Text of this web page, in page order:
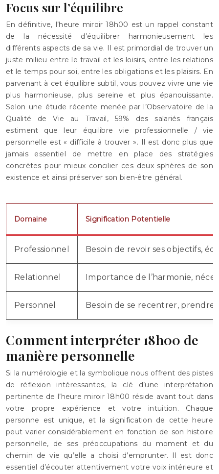
Focus sur l’équilibre
En définitive, l’heure miroir 18h00 est un rappel constant
de la nécessité d’équilibrer harmonieusement les
différents aspects de sa vie. Il est primordial de trouver un
juste milieu entre le travail et les loisirs, entre les relations
et le temps pour soi, entre les obligations et les plaisirs. En
parvenant à cet équilibre subtil, vous pouvez vivre une vie
plus harmonieuse, plus sereine et plus épanouissante.
Selon une étude récente menée par l’Observatoire de la
Qualité de Vie au Travail, 59% des salariés français
estiment que leur équilibre vie professionnelle / vie
personnelle est « difficile à trouver ». Il est donc plus que
jamais essentiel de mettre en place des stratégies
concrètes pour mieux concilier ces deux sphères de son
existence et ainsi préserver son bien-être général.
Domaine Signification Potentielle
Professionnel Besoin de revoir ses objectifs,
Relationnel Importance de l’harmonie,
Personnel Besoin de se recentrer, prendre
Comment interpréter 18h00 de
manière personnelle
Si la numérologie et la symbolique nous offrent des pistes
de réflexion intéressantes, la clé d’une interprétation
pertinente de l’heure miroir 18h00 réside avant tout dans
votre propre expérience et votre intuition. Chaque
personne est unique, et la signification de cette heure
peut varier considérablement en fonction de son histoire
personnelle, de ses préoccupations du moment et du
chemin de vie qu’elle a choisi d’emprunter. Il est donc
essentiel d’écouter attentivement votre voix intérieure et